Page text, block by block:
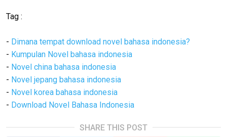
Tag :
- Dimana tempat download novel bahasa indonesia?
- Kumpulan Novel bahasa indonesia
- Novel china bahasa indonesia
- Novel jepang bahasa indonesia
- Novel korea bahasa indonesia
- Download Novel Bahasa Indonesia
SHARE THIS POST